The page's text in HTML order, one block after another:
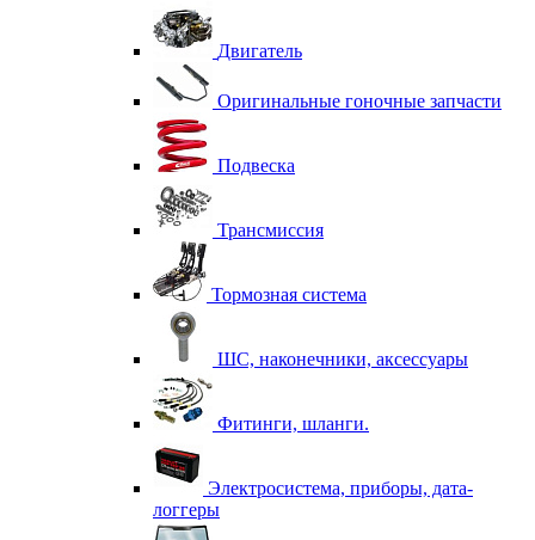
Двигатель
Оригинальные гоночные запчасти
Подвеска
Трансмиссия
Тормозная система
ШС, наконечники, аксессуары
Фитинги, шланги.
Электросистема, приборы, дата-
логгеры